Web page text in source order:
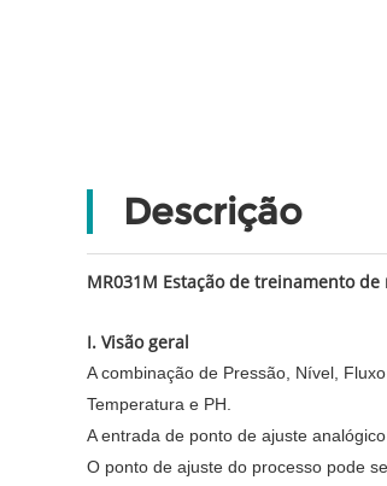
Descrição
MR031M Estação de treinamento
I. Visão geral
A combinação de Pressão, Nível,
Temperatura e PH.
A entrada de ponto de ajuste
O ponto de ajuste do processo pode